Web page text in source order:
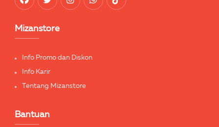
Mizanstore
Info Promo dan Diskon
Info Karir
Tentang Mizanstore
Bantuan